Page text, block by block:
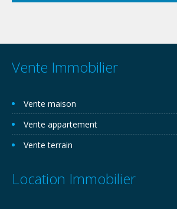
Vente Immobilier
Vente maison
Vente appartement
Vente terrain
Location Immobilier